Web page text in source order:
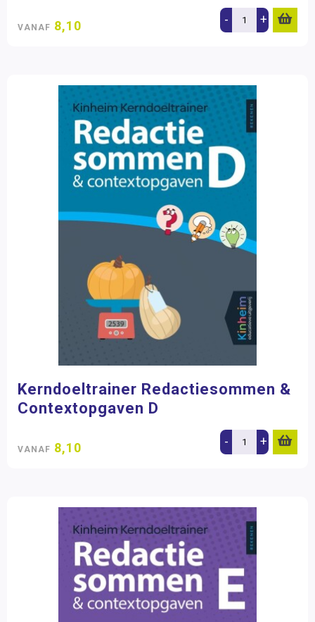
VANAF 8,10 - +
Kerndoeltrainer Redactiesommen &
Contextopgaven D
VANAF 8,10 - +